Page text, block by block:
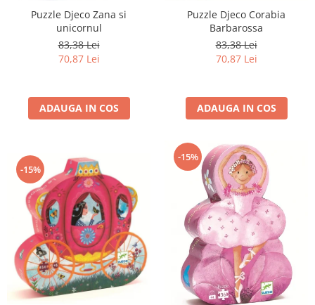
Puzzle Djeco Zana si
unicornul
83,38 Lei
70,87 Lei
ADAUGA IN COS
Puzzle Djeco Corabia
Barbarossa
83,38 Lei
70,87 Lei
ADAUGA IN COS
-15%
-15%